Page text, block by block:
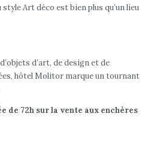
Art déco est bien plus qu’un lieu
d’art, de design et de
hôtel Molitor marque un tournant
de 72h sur la vente aux enchères